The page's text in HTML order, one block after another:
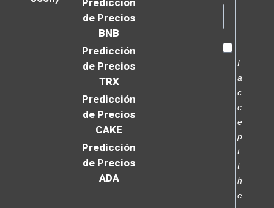
Predicción
de Precios
BNB
Predicción
de Precios
TRX
Predicción
de Precios
CAKE
Predicción
de Precios
ADA
I
a
c
c
e
p
t
t
h
e